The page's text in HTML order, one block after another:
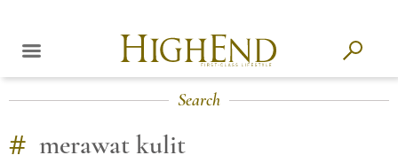
Search
# merawat kulit